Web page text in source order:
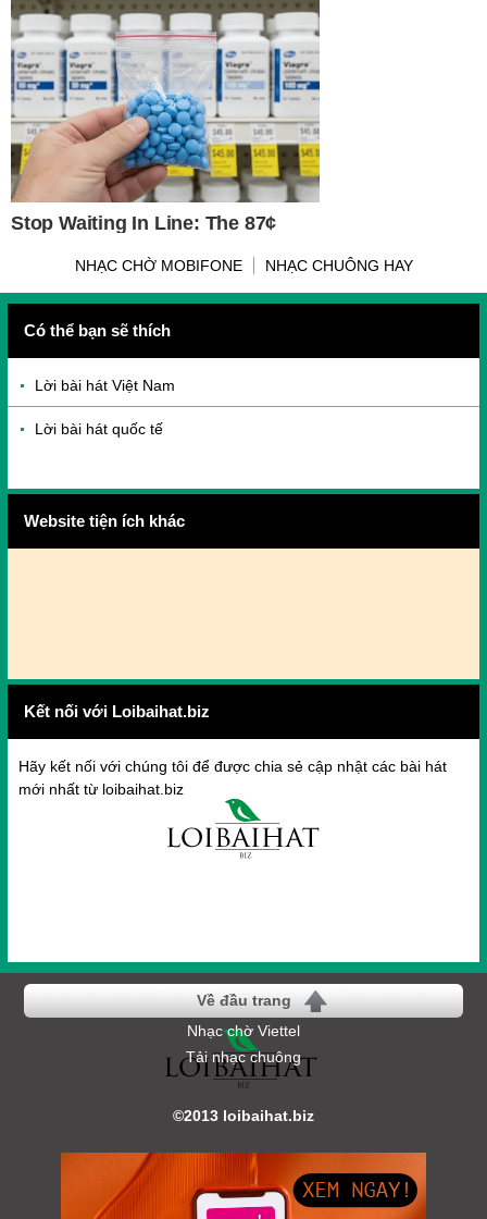
NHẠC CHỜ MOBIFONE NHẠC CHUÔNG HAY
Có thể bạn sẽ thích
Lời bài hát Việt Nam
Lời bài hát quốc tế
Website tiện ích khác
Kết nối với Loibaihat.biz
Hãy kết nối với chúng tôi để được chia sẻ cập nhật các bài hát
mới nhất từ loibaihat.biz
Về đầu trang
Nhạc chờ Viettel
Tải nhạc chuông
©2013 loibaihat.biz